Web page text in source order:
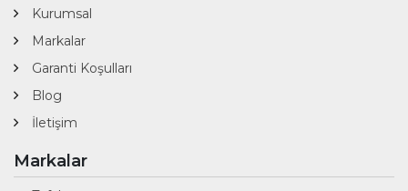
Kurumsal
Markalar
Garanti Koşulları
Blog
İletişim
Markalar